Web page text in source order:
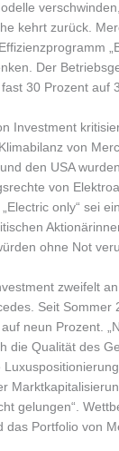
kehrt zurück.
Der
30 Prozent auf
Investment
von
den USA
von
only“ sei
ohne Not
zweifelt
Seit Sommer
neun Prozent.
die Qualität des
gelungen“.
Portfolio von